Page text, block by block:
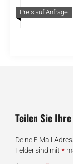
Preis auf Anfrage
Teilen Sie
Deine E-Mail-
Felder sind mit *